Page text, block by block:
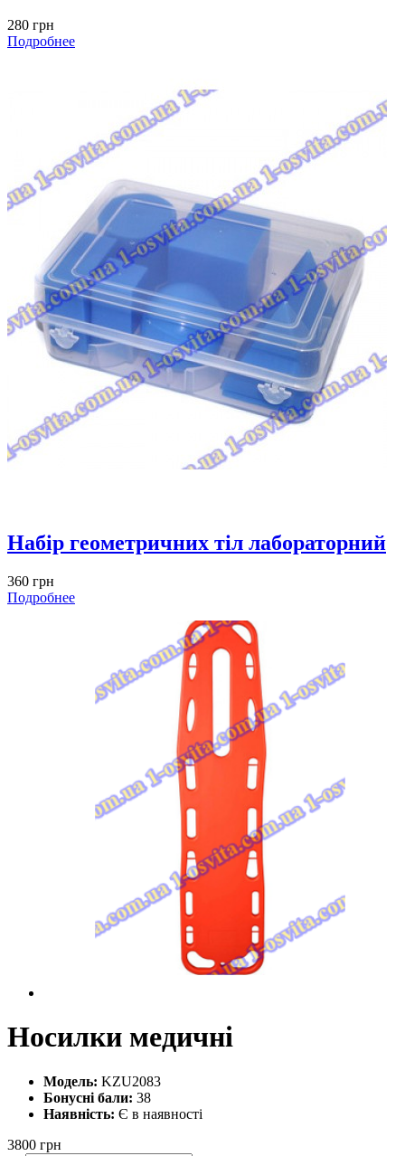
280 грн
Подробнее
Набір геометричних тіл лабораторний
360 грн
Подробнее
Носилки медичні
Модель: KZU2083
Бонусні бали: 38
Наявність: Є в наявності
3800 грн